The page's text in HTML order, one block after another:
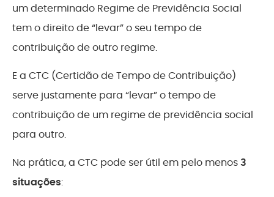
um determinado Regime de Previdência Social
tem o direito de “levar” o seu tempo de
contribuição de outro regime.
E a CTC (Certidão de Tempo de Contribuição)
serve justamente para “levar” o tempo de
contribuição de um regime de previdência social
para outro.
Na prática, a CTC pode ser útil em pelo menos3
situações: